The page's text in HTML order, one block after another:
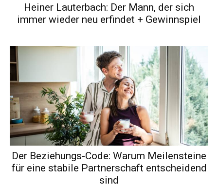
Heiner Lauterbach: Der Mann, der sich
immer wieder neu erfindet + Gewinnspiel
Der Beziehungs-Code: Warum Meilensteine
für eine stabile Partnerschaft entscheidend
sind